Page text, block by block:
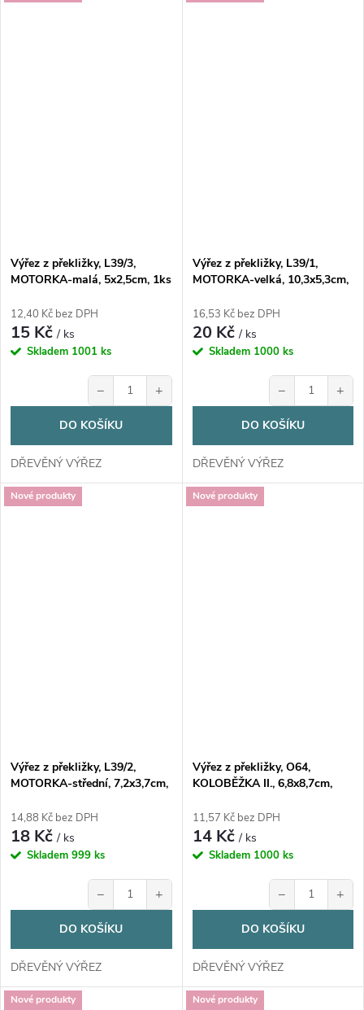
Výřez z překližky, L39/3,
MOTORKA-malá, 5x2,5cm, 1ks
12,40 Kč bez DPH
15 Kč/ ks
Skladem 1001 ks
− +
DO KOŠÍKU
DŘEVĚNÝ VÝŘEZ
Výřez z překližky, L39/1,
MOTORKA-velká, 10,3x5,3cm,
16,53 Kč bez DPH
20 Kč/ ks
Skladem 1000 ks
− +
DO KOŠÍKU
DŘEVĚNÝ VÝŘEZ
Nové produkty
Výřez z překližky, L39/2,
MOTORKA-střední, 7,2x3,7cm,
14,88 Kč bez DPH
18 Kč/ ks
Skladem 999 ks
− +
DO KOŠÍKU
DŘEVĚNÝ VÝŘEZ
Nové produkty
Výřez z překližky, O64,
KOLOBĚŽKA II., 6,8x8,7cm,
11,57 Kč bez DPH
14 Kč/ ks
Skladem 1000 ks
− +
DO KOŠÍKU
DŘEVĚNÝ VÝŘEZ
Nové produkty Nové produkty